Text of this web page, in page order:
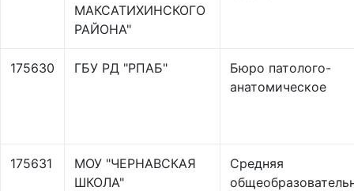
МАКСАТИХИНСКОГО
РАЙОНА"
175630 ГБУ РД "РПАБ"
Бюро патолого-
анатомическое
175631
МОУ "ЧЕРНАВСКАЯ
ШКОЛА"
Средняя